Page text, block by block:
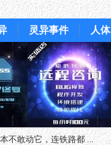
灵异事件 人体
不敢动它，连铁路都 ...